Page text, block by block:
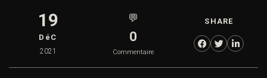
19
DéC
2021
💬
0
Commentaire
SHARE